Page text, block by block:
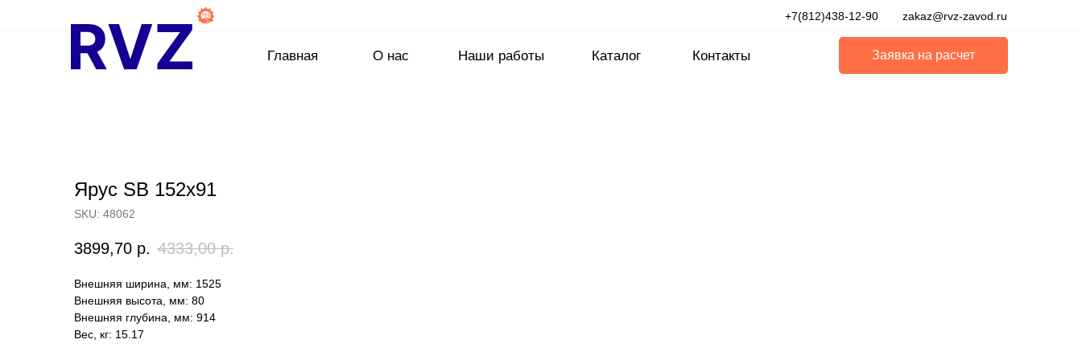
Главная О нас Наши работы Каталог Контакты
+7(812)438-12-90 zakaz@rvz-zavod.ru
Заявка на расчет
Ярус SB 152х91
SKU: 48062
3899,70 р. 4333,00 р.
Внешняя ширина, мм: 1525
Внешняя высота, мм: 80
Внешняя глубина, мм: 914
Вес, кг: 15.17